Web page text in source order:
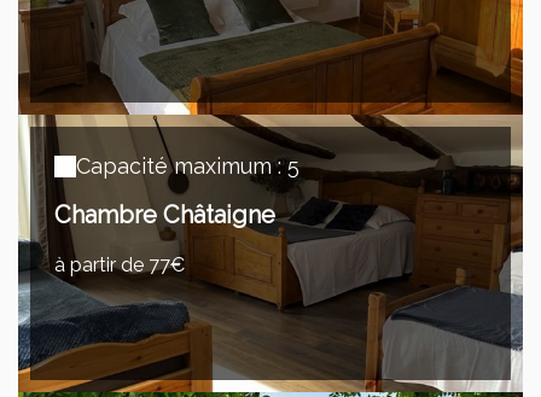
Capacité maximum : 5
Chambre Châtaigne
à partir de 77€